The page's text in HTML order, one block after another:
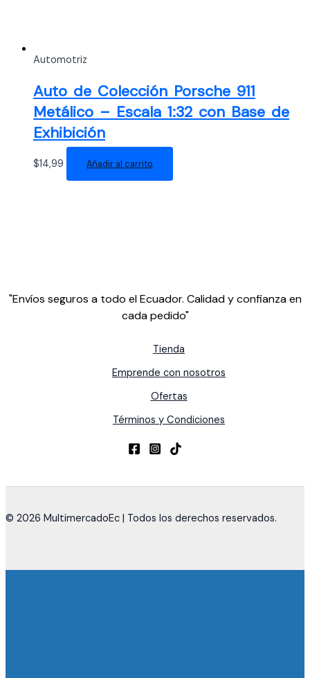
Automotriz
Auto de Colección Porsche 911
Metálico – Escala 1:32 con Base de
Exhibición
$14,99 Añadir al carrito
"Envíos seguros a todo el Ecuador. Calidad y confianza en
cada pedido"
Tienda
Emprende con nosotros
Ofertas
Términos y Condiciones
© 2026 MultimercadoEc | Todos los derechos reservados.